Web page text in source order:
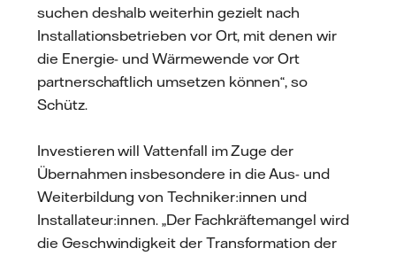
suchen deshalb weiterhin gezielt nach
Installationsbetrieben vor Ort, mit denen wir
die Energie- und Wärmewende vor Ort
partnerschaftlich umsetzen können“, so
Schütz.
Investieren will Vattenfall im Zuge der
Übernahmen insbesondere in die Aus- und
Weiterbildung von Techniker:innen und
Installateur:innen. „Der Fachkräftemangel wird
die Geschwindigkeit der Transformation der